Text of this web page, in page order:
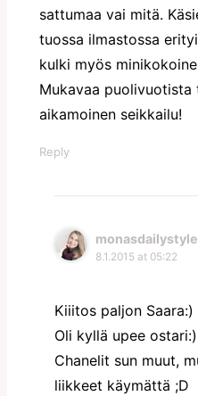
sattumaa vai mitä.
tuossa ilmastossa
kulki myös
Mukavaa puolivuotista
aikamoinen seikkailu!
Reply
monasdailystyle
8.1.2015 at 05:22
Kiiitos paljon Saara:)
Oli kyllä upee
Chanelit sun muut,
liikkeet käymättä ;D